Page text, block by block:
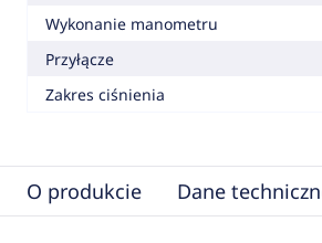
Wykonanie manometru
Przyłącze
Zakres ciśnienia
O produkcie Dane